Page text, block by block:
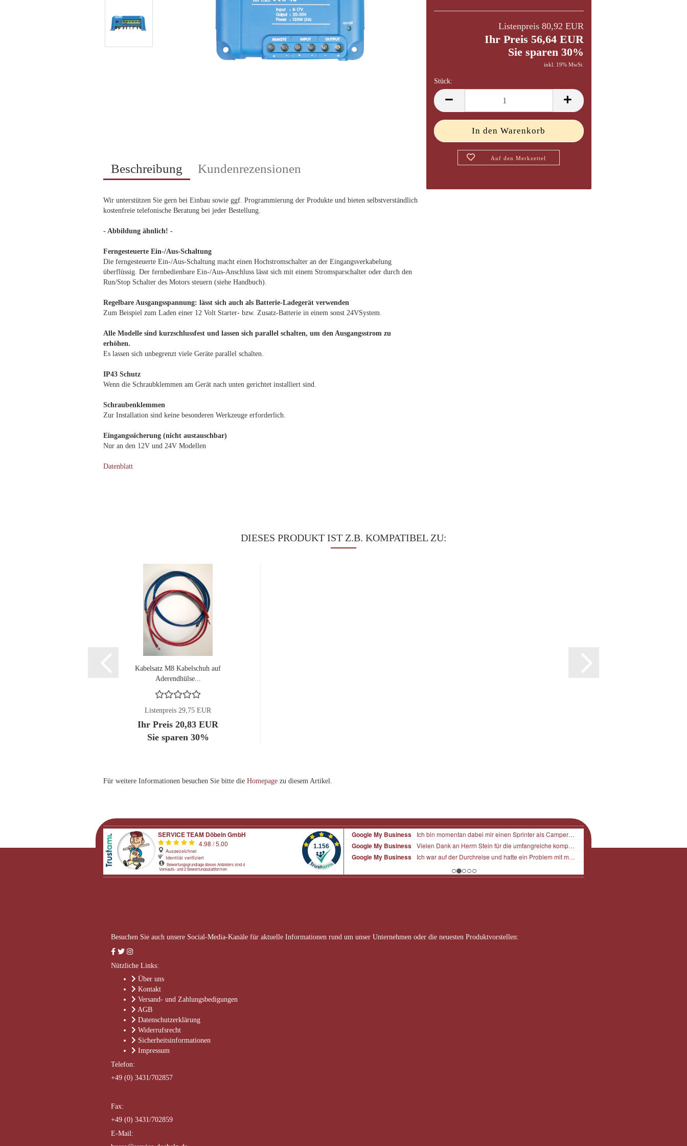
Listenpreis 80,92 EUR
Ihr Preis 56,64 EUR
Sie sparen 30%
inkl. 19% MwSt.
Stück:
Stück
Auf den Merkzettel
Beschreibung Kundenrezensionen
Wir unterstützen Sie gern bei Einbau sowie ggf. Programmierung der Produkte und bieten selbstverständlich
kostenfreie telefonische Beratung bei jeder Bestellung.
- Abbildung ähnlich! -
Ferngesteuerte Ein-/Aus-Schaltung
Die ferngesteuerte Ein-/Aus-Schaltung macht einen Hochstromschalter an der Eingangsverkabelung
überflüssig. Der fernbedienbare Ein-/Aus-Anschluss lässt sich mit einem Stromsparschalter oder durch den
Run/Stop Schalter des Motors steuern (siehe Handbuch).
Regelbare Ausgangsspannung: lässt sich auch als Batterie-Ladegerät verwenden
Zum Beispiel zum Laden einer 12 Volt Starter- bzw. Zusatz-Batterie in einem sonst 24VSystem.
Alle Modelle sind kurzschlussfest und lassen sich parallel schalten, um den Ausgangsstrom zu
erhöhen.
Es lassen sich unbegrenzt viele Geräte parallel schalten.
IP43 Schutz
Wenn die Schraubklemmen am Gerät nach unten gerichtet installiert sind.
Schraubenklemmen
Zur Installation sind keine besonderen Werkzeuge erforderlich.
Eingangssicherung (nicht austauschbar)
Nur an den 12V und 24V Modellen
Datenblatt
DIESES PRODUKT IST Z.B. KOMPATIBEL ZU:
Kabelsatz M8 Kabelschuh auf
Aderendhülse...
Listenpreis 29,75 EUR
Ihr Preis 20,83 EUR
Sie sparen 30%
Für weitere Informationen besuchen Sie bitte die Homepage zu diesem Artikel.
Besuchen Sie auch unsere Social-Media-Kanäle für aktuelle Informationen rund um unser Unternehmen oder die neuesten Produktvorstellen:
Nützliche Links:
Über uns
Kontakt
Versand- und Zahlungsbedigungen
AGB
Datenschutzerklärung
Widerrufsrecht
Sicherheitsinformationen
Impressum
Telefon:
+49 (0) 3431/702857
Fax:
+49 (0) 3431/702859
E-Mail: